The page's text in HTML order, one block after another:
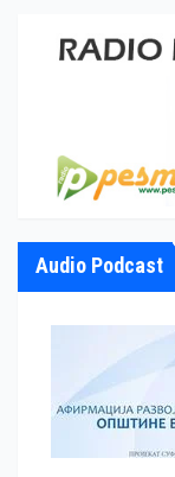
Audio Podcast